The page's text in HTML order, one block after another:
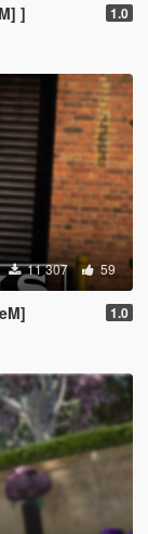
] 1.0
11 307 59
1.0